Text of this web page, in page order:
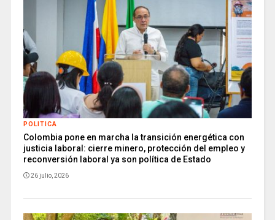
POLITICA
Colombia pone en marcha la transición energética con
justicia laboral: cierre minero, protección del empleo y
reconversión laboral ya son política de Estado
26 julio, 2026